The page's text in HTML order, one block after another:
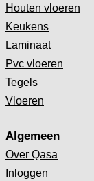
Houten vloeren
Keukens
Laminaat
Pvc vloeren
Tegels
Vloeren
Algemeen
Over Qasa
Inloggen